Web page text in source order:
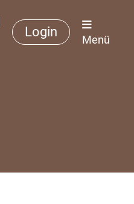
Login
Menü